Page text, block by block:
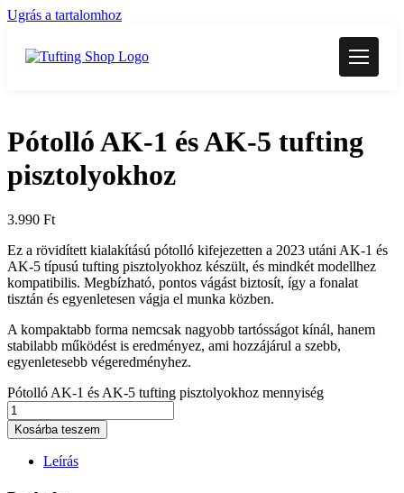
Ugrás a tartalomhoz
Pótolló AK-1 és AK-5 tufting
pisztolyokhoz
3.990 Ft
Ez a rövidített kialakítású pótolló kifejezetten a 2023 utáni AK-1 és
AK-5 típusú tufting pisztolyokhoz készült, és mindkét modellhez
kompatibilis. Megbízható, pontos vágást biztosít, így a fonalat
tisztán és egyenletesen vágja el munka közben.
A kompaktabb forma nemcsak nagyobb tartósságot kínál, hanem
stabilabb működést is eredményez, ami hozzájárul a szebb,
egyenletesebb végeredményhez.
Pótolló AK-1 és AK-5 tufting pisztolyokhoz mennyiség
Kosárba teszem
Leírás